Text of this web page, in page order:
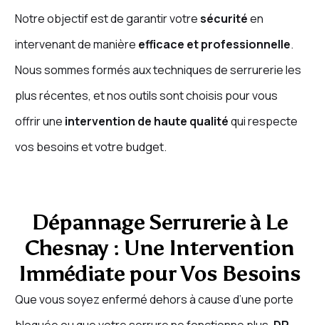
Notre objectif est de garantir votresécuritéen
intervenant de manière efficace et professionnelle.
Nous sommes formés aux techniques de serrurerie les
plus récentes, et nos outils sont choisis pour vous
offrir une intervention de haute qualitéqui respecte
vos besoins et votre budget.
Dépannage Serrurerie à Le
Chesnay : Une Intervention
Immédiate pour Vos Besoins
Que vous soyez enfermé dehors à cause d’une porte